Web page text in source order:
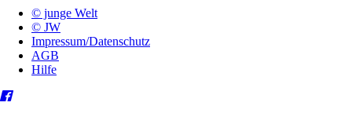
© junge Welt
© JW
Impressum/Datenschutz
AGB
Hilfe